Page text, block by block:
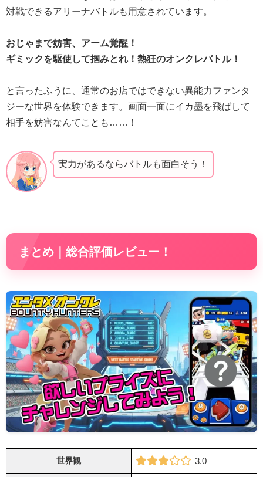
対戦できるアリーナバトルも用意されています。
おじゃまで妨害、アーム覚醒！
ギミックを駆使して掴みとれ！熱狂のオンクレバトル！
と言ったふうに、通常のお店ではできない異能力ファンタ
ジーな世界を体験できます。画面一面にイカ墨を飛ばして
相手を妨害なんてことも……！
実力があるならバトルも面白そう！
まとめ｜総合評価レビュー！
世界観 3.0